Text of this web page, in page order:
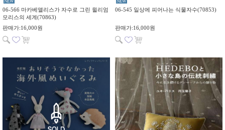
06-566 마카베앨리스가 자수로 그린 윌리엄
모리스의 세계(70863)
판매가:16,000원
06-545 일상에 피어나는 식물자수(70853)
판매가:16,000원